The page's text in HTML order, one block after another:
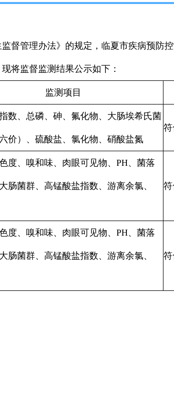
督管理办法》的规定，临夏市疾病预防
将监督监测结果公示如下：
监测项目
数、总磷、砷、氟化物、大肠埃希氏菌
价）、硫酸盐、氯化物、硝酸盐氮
符
度、嗅和味、肉眼可见物、PH、菌落
肠菌群、高锰酸盐指数、游离余氯、 符
度、嗅和味、肉眼可见物、PH、菌落
肠菌群、高锰酸盐指数、游离余氯、 符